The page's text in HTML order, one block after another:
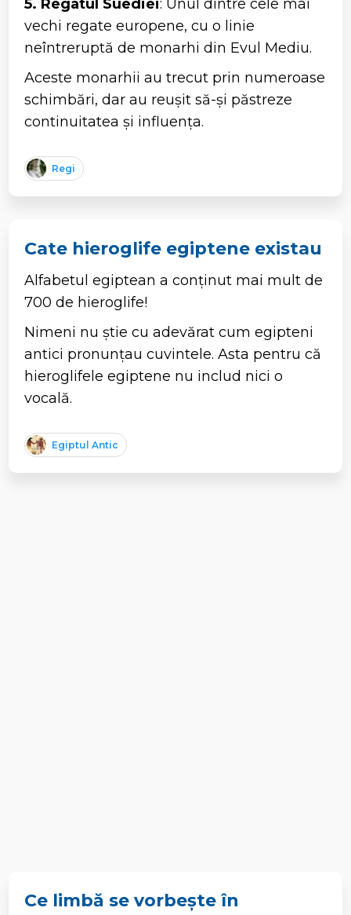
5. Regatul Suediei: Unul dintre cele mai
vechi regate europene, cu o linie
neîntreruptă de monarhi din Evul Mediu.
Aceste monarhii au trecut prin numeroase
schimbări, dar au reușit să-și păstreze
continuitatea și influența.
Regi
Cate hieroglife egiptene existau
Alfabetul egiptean a conținut mai mult de
700 de hieroglife!
Nimeni nu știe cu adevărat cum egipteni
antici pronunțau cuvintele. Asta pentru că
hieroglifele egiptene nu includ nici o
vocală.
Egiptul Antic
Ce limbă se vorbește în